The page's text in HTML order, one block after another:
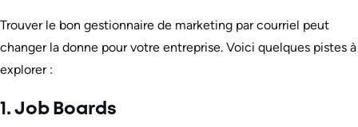
Trouver le bon gestionnaire de marketing par courriel peut
changer la donne pour votre entreprise. Voici quelques pistes à
explorer :
1. Job Boards